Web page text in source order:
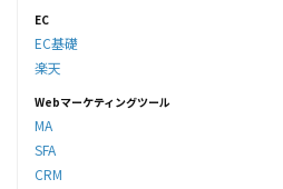
EC
EC基礎
楽天
Webマーケティングツール
MA
SFA
CRM